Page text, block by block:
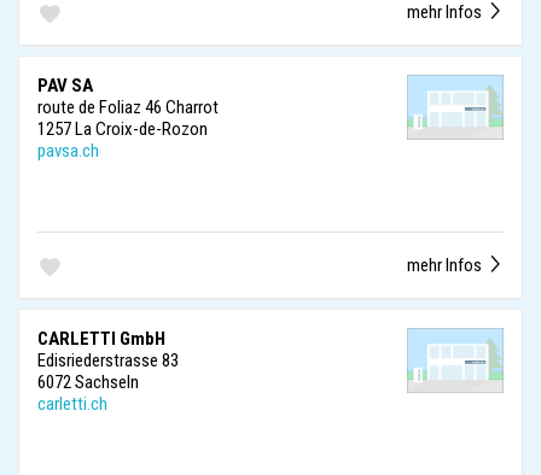
mehr Infos
PAV SA
route de Foliaz 46 Charrot
1257 La Croix-de-Rozon
pavsa.ch
mehr Infos
CARLETTI GmbH
Edisriederstrasse 83
6072 Sachseln
carletti.ch